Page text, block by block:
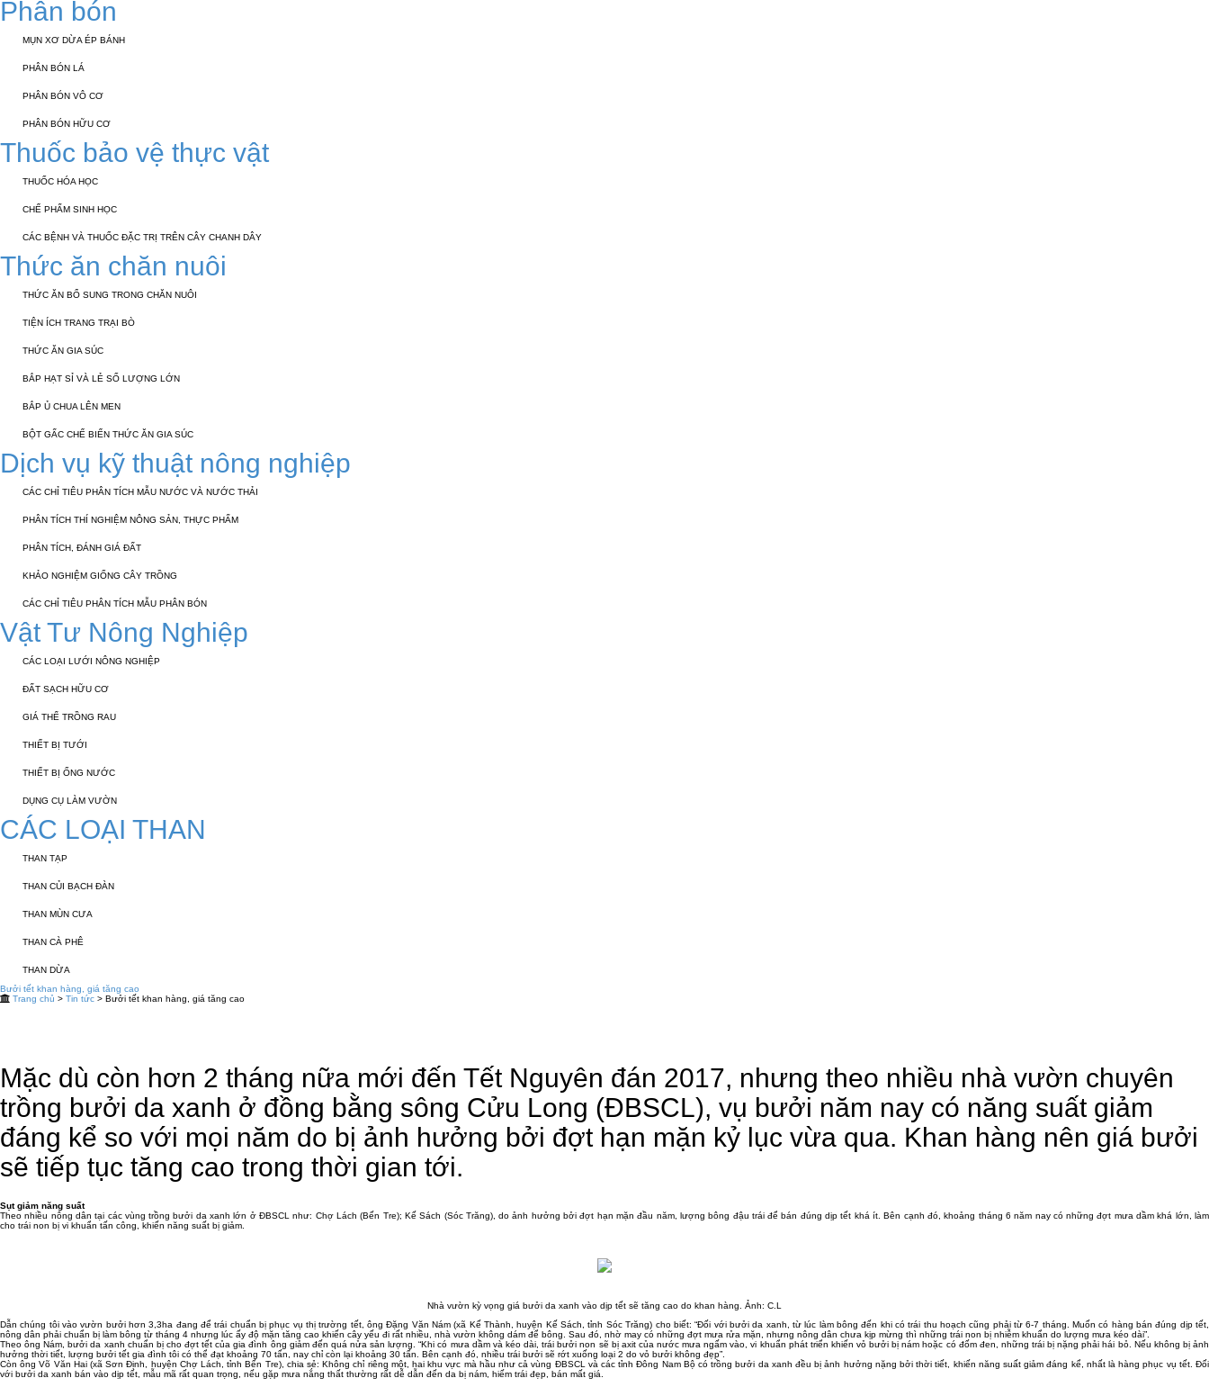
Phân bón
MỤN XƠ DỪA ÉP BÁNH
PHÂN BÓN LÁ
PHÂN BÓN VÔ CƠ
PHÂN BÓN HỮU CƠ
Thuốc bảo vệ thực vật
THUỐC HÓA HỌC
CHẾ PHẨM SINH HỌC
CÁC BỆNH VÀ THUỐC ĐẶC TRỊ TRÊN CÂY CHANH DÂY
Thức ăn chăn nuôi
THỨC ĂN BỔ SUNG TRONG CHĂN NUÔI
TIỆN ÍCH TRANG TRẠI BÒ
THỨC ĂN GIA SÚC
BẮP HẠT SỈ VÀ LẺ SỐ LƯỢNG LỚN
BẮP Ủ CHUA LÊN MEN
BỘT GẤC CHẾ BIẾN THỨC ĂN GIA SÚC
Dịch vụ kỹ thuật nông nghiệp
CÁC CHỈ TIÊU PHÂN TÍCH MẪU NƯỚC VÀ NƯỚC THẢI
PHÂN TÍCH THÍ NGHIỆM NÔNG SẢN, THỰC PHẨM
PHÂN TÍCH, ĐÁNH GIÁ ĐẤT
KHẢO NGHIỆM GIỐNG CÂY TRỒNG
CÁC CHỈ TIÊU PHÂN TÍCH MẪU PHÂN BÓN
Vật Tư Nông Nghiệp
CÁC LOẠI LƯỚI NÔNG NGHIỆP
ĐẤT SẠCH HỮU CƠ
GIÁ THỂ TRỒNG RAU
THIẾT BỊ TƯỚI
THIẾT BỊ ỐNG NƯỚC
DỤNG CỤ LÀM VƯỜN
CÁC LOẠI THAN
THAN TẠP
THAN CỦI BẠCH ĐÀN
THAN MÙN CƯA
THAN CÀ PHÊ
THAN DỪA
Bưởi tết khan hàng, giá tăng cao
Trang chủ > Tin tức > Bưởi tết khan hàng, giá tăng cao
Mặc dù còn hơn 2 tháng nữa mới đến Tết Nguyên đán 2017, nhưng theo nhiều nhà vườn chuyên
trồng bưởi da xanh ở đồng bằng sông Cửu Long (ĐBSCL), vụ bưởi năm nay có năng suất giảm
đáng kể so với mọi năm do bị ảnh hưởng bởi đợt hạn mặn kỷ lục vừa qua. Khan hàng nên giá bưởi
sẽ tiếp tục tăng cao trong thời gian tới.
Sụt giảm năng suất
Theo nhiều nông dân tại các vùng trồng bưởi da xanh lớn ở ĐBSCL như: Chợ Lách (Bến Tre); Kế Sách (Sóc Trăng), do ảnh hưởng bởi đợt hạn mặn đầu năm, lượng bông đậu trái để bán đúng dịp tết khá ít. Bên cạnh đó, khoảng tháng 6 năm nay có những đợt mưa dầm khá lớn, làm
cho trái non bị vi khuẩn tấn công, khiến năng suất bị giảm.
Nhà vườn kỳ vọng giá bưởi da xanh vào dịp tết sẽ tăng cao do khan hàng. Ảnh: C.L
Dẫn chúng tôi vào vườn bưởi hơn 3,3ha đang để trái chuẩn bị phục vụ thị trường tết, ông Đặng Văn Nám (xã Kế Thành, huyện Kế Sách, tỉnh Sóc Trăng) cho biết: “Đối với bưởi da xanh, từ lúc làm bông đến khi có trái thu hoạch cũng phải từ 6-7 tháng. Muốn có hàng bán đúng dịp tết,
nông dân phải chuẩn bị làm bông từ tháng 4 nhưng lúc ấy độ mặn tăng cao khiến cây yếu đi rất nhiều, nhà vườn không dám để bông. Sau đó, nhờ may có những đợt mưa rửa mặn, nhưng nông dân chưa kịp mừng thì những trái non bị nhiễm khuẩn do lượng mưa kéo dài”.
Theo ông Nám, bưởi da xanh chuẩn bị cho đợt tết của gia đình ông giảm đến quá nửa sản lượng. “Khi có mưa dầm và kéo dài, trái bưởi non sẽ bị axit của nước mưa ngấm vào, vi khuẩn phát triển khiến vỏ bưởi bị nám hoặc có đốm đen, những trái bị nặng phải hái bỏ. Nếu không bị ảnh
hưởng thời tiết, lượng bưởi tết gia đình tôi có thể đạt khoảng 70 tấn, nay chỉ còn lại khoảng 30 tấn. Bên cạnh đó, nhiều trái bưởi sẽ rớt xuống loại 2 do vỏ bưởi không đẹp”.
Còn ông Võ Văn Hai (xã Sơn Định, huyện Chợ Lách, tỉnh Bến Tre), chia sẻ: Không chỉ riêng một, hai khu vực mà hầu như cả vùng ĐBSCL và các tỉnh Đông Nam Bộ có trồng bưởi da xanh đều bị ảnh hưởng nặng bởi thời tiết, khiến năng suất giảm đáng kể, nhất là hàng phục vụ tết. Đối
với bưởi da xanh bán vào dịp tết, mẫu mã rất quan trọng, nếu gặp mưa nắng thất thường rất dễ dẫn đến da bị nám, hiếm trái đẹp, bán mất giá.